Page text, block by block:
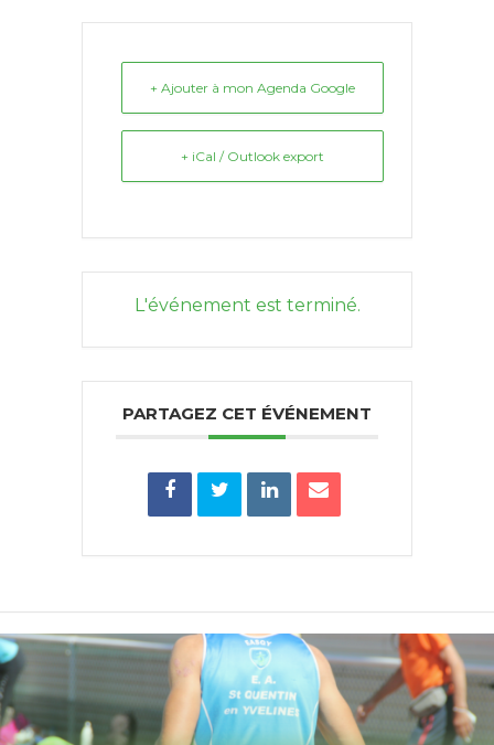
+ Ajouter à mon Agenda Google
+ iCal / Outlook export
L'événement est terminé.
PARTAGEZ CET ÉVÉNEMENT